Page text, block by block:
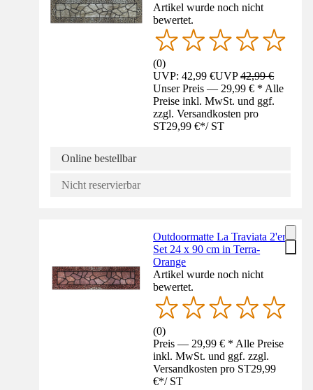
Artikel wurde noch nicht
bewertet.
(0)
UVP: 42,99 €UVP42,99 €
Unser Preis — 29,99 € * Alle
Preise inkl. MwSt. und ggf.
zzgl. Versandkosten pro
ST29,99 €*/ ST
Online bestellbar
Nicht reservierbar
Outdoormatte La Traviata 2'er
Set 24 x 90 cm in Terra-
Orange
Artikel wurde noch nicht
bewertet.
(0)
Preis — 29,99 € * Alle Preise
inkl. MwSt. und ggf. zzgl.
Versandkosten pro ST29,99
€*/ ST